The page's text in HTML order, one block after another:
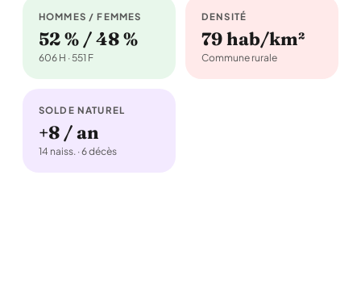
HOMMES / FEMMES
52 % / 48 %
606 H · 551 F
DENSITÉ
79 hab/km²
Commune rurale
SOLDE NATUREL
+8 / an
14 naiss. · 6 décès